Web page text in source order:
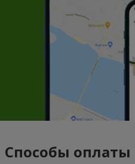
Способы оплаты